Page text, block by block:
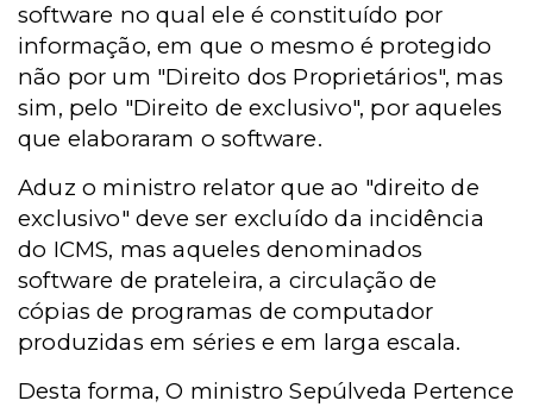
software no qual ele é constituído por
informação, em que o mesmo é protegido
não por um "Direito dos Proprietários", mas
sim, pelo "Direito de exclusivo", por aqueles
que elaboraram o software.
Aduz o ministro relator que ao "direito de
exclusivo" deve ser excluído da incidência
do ICMS, mas aqueles denominados
software de prateleira, a circulação de
cópias de programas de computador
produzidas em séries e em larga escala.
Desta forma, O ministro Sepúlveda Pertence